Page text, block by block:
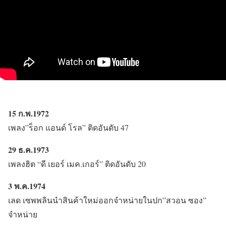
15 ก.พ.1972
เพลง”ร็อก แอนด์ โรล” ติดอันดับ 47
29 ธ.ค.1973
เพลงฮิต “ดี เยอร์ เมค.เกอร์” ติดอันดับ 20
3 พ.ค.1974
เลด เซพพลินนำสินค้าใหม่ออกจำหน่ายในปก”สวอน ซอง”
จำหน่าย